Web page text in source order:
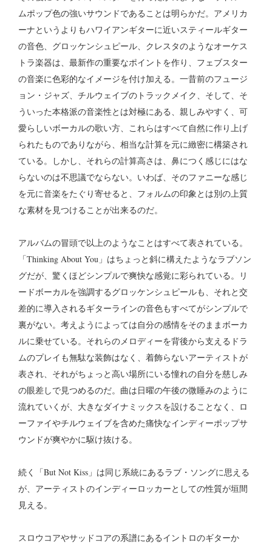
ムポップ色の強いサウンドであることは明らかだ。アメリカ
ーナというよりもハワイアンギターに近いスティールギター
の音色、グロッケンシュピール、クレスタのようなオーケス
トラ楽器は、最新作の重要なポイントを作り、フェブスター
の音楽に色彩的なイメージを付け加える。一昔前のフュージ
ョン・ジャズ、チルウェイブのトラックメイク、そして、そ
ういった本格派の音楽性とは対極にある、親しみやすく、可
愛らしいボーカルの歌い方、これらはすべて自然に作り上げ
られたものでありながら、相当な計算を元に緻密に構築され
ている。しかし、それらの計算高さは、鼻につく感じにはな
らないのは不思議でならない。いわば、そのファニーな感じ
を元に音楽をたぐり寄せると、フォルムの印象とは別の上質
な素材を見つけることが出来るのだ。
アルバムの冒頭で以上のようなことはすべて表されている。
「Thinking About You」はちょっと斜に構えたようなラブソン
グだが、驚くほどシンプルで爽快な感覚に彩られている。リ
ードボーカルを強調するグロッケンシュピールも、それと交
差的に導入されるギターラインの音色もすべてがシンプルで
裏がない。考えようによっては自分の感情をそのままボーカ
ルに乗せている。それらのメロディーを背後から支えるドラ
ムのプレイも無駄な装飾はなく、着飾らないアーティストが
表され、それがちょっと高い場所にいる憧れの自分を慈しみ
の眼差しで見つめるのだ。曲は日曜の午後の微睡みのように
流れていくが、大きなダイナミックスを設けることなく、ロ
ーファイやチルウェイブを含めた痛快なインディーポップサ
ウンドが爽やかに駆け抜ける。
続く「But Not Kiss」は同じ系統にあるラブ・ソングに思える
が、アーティストのインディーロッカーとしての性質が垣間
見える。
スロウコアやサッドコアの系譜にあるイントロのギターか